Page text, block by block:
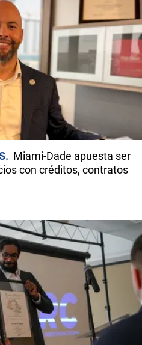
Miami-Dade apuesta ser
con créditos, contratos